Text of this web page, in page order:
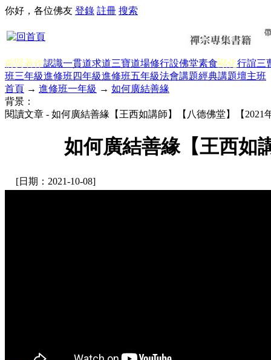
你好，各位佛友 登錄 註冊 搜索
前賢著作認識一貫道求道三寶道場修行設佛堂素食顯化行誼三
班三年級進修班四年級進修班五年級法會講題經典講題壇主班
首頁 → 進修班一年級 → 如何廣結善緣
背景：
閱讀文章 - 如何廣結善緣【王西如講師】【八德佛堂】【2021
如何廣結善緣【王西如
[日期：2021-10-08]